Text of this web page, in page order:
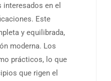
en el
Este
y equilibrada,
moderna. Los
prácticos, lo que
que rigen el